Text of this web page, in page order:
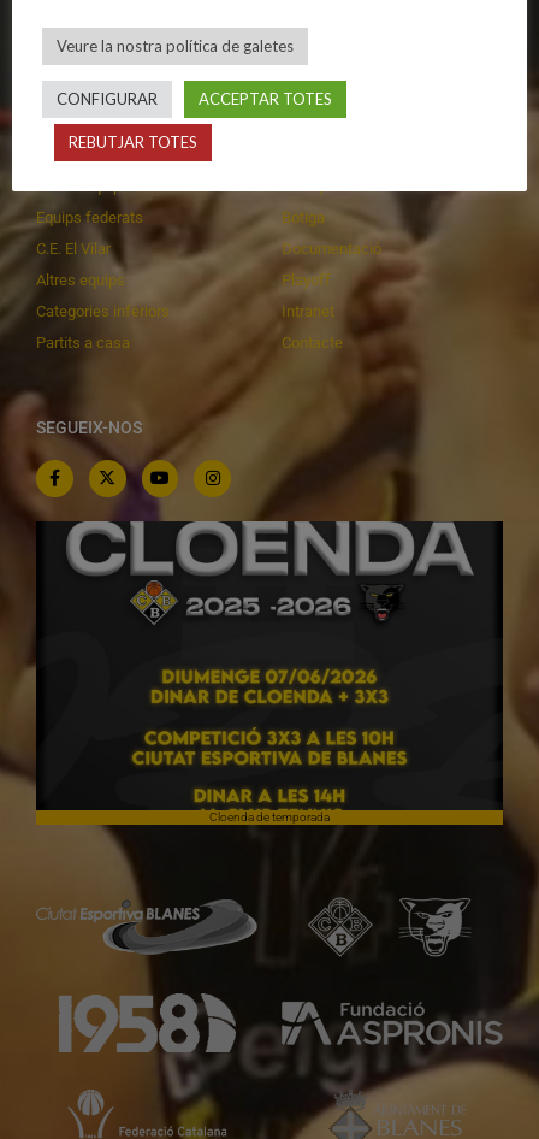
CALENDARIS
Equips federats
C.E. El Vilar
Altres equips
Categories inferiors
Partits a casa
INFORMACIONS
Botiga
Documentació
Playoff
Intranet
Contacte
SEGUEIX-NOS
Cloenda de temporada
Veure la nostra política de galetes
CONFIGURAR ACCEPTAR TOTES
REBUTJAR TOTES